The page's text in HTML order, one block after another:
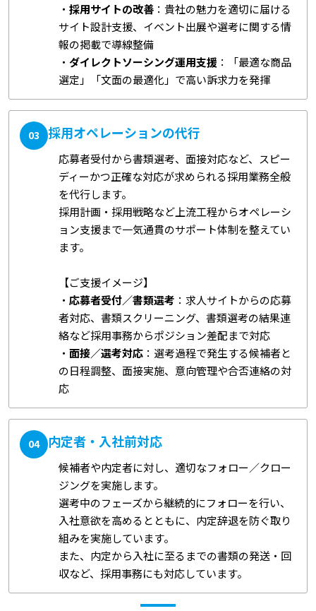
・ 採用サイトの改善 ：貴社の魅力を適切に届ける
サイト設計支援、イベント出展や選考に関する情
報の掲載で導線整備
・ ダイレクトソーシング運用支援 ：「最適な商品
選定」「文面の最適化」で高い訴求力を発揮
03 採用オペレーションの代行
応募者受付から書類選考、面接対応など、スピー
ディーかつ正確な対応が求められる採用業務全般
を代行します。
採用計画・採用戦略など上流工程からオペレーシ
ョン支援まで一気通貫のサポート体制を整えてい
ます。
【ご支援イメージ】
・ 応募者受付／書類選考 ：求人サイトからの応募
者対応、書類スクリーニング、書類選考の結果連
絡など採用事務からポジション差配まで対応
・ 面接／選考対応 ：選考過程で発生する候補者と
の日程調整、面接実施、意向管理や合否連絡の対
応
04 内定者・入社前対応
候補者や内定者に対し、適切なフォロー／クロー
ジングを実施します。
選考中のフェーズから継続的にフォローを行い、
入社意欲を高めるとともに、内定辞退を防ぐ取り
組みを実施しています。
また、内定から入社に至るまでの書類の発送・回
収など、採用事務にも対応しています。